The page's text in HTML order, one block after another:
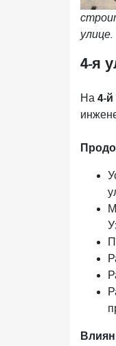
улице.
4-я
На 4-